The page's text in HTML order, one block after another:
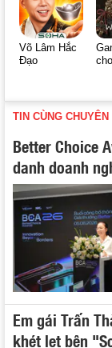
Võ Lâm Hắc
Đạo
TIN CÙNG CHUYÊN
Better Choice
danh doanh
Em gái Trấn
khét lẹt bên